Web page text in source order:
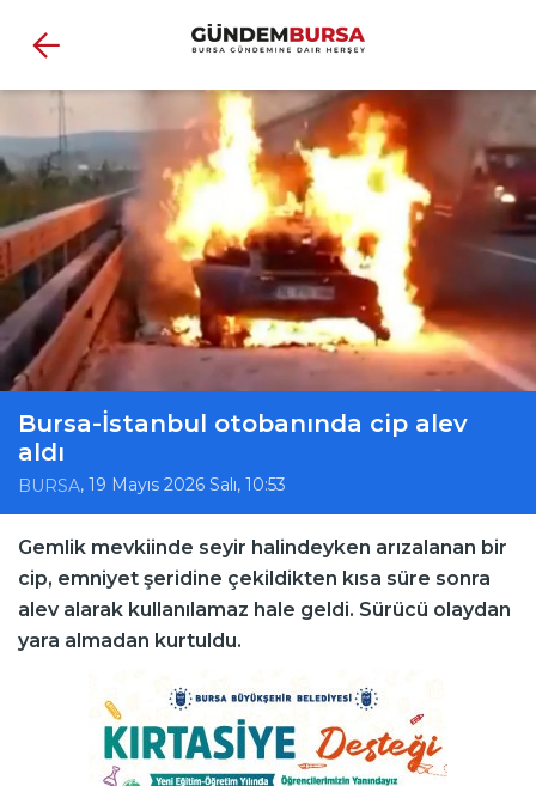
Bursa-İstanbul otobanında cip alev
aldı
BURSA, 19 Mayıs 2026 Salı, 10:53
Gemlik mevkiinde seyir halindeyken arızalanan bir
cip, emniyet şeridine çekildikten kısa süre sonra
alev alarak kullanılamaz hale geldi. Sürücü olaydan
yara almadan kurtuldu.